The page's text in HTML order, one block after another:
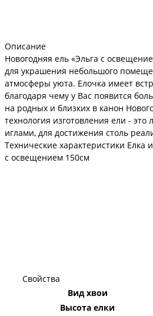
Описание
Новогодняя ель «Эльга с
для украшения небольшого
атмосферы уюта. Елочка имеет
благодаря чему у Вас появится
на родных и близких в канон
технология изготовления ели - это
иглами, для достижения столь
Технические характеристики Елка
с освещением 150см
Свойства
Вид хвои
Высота елки